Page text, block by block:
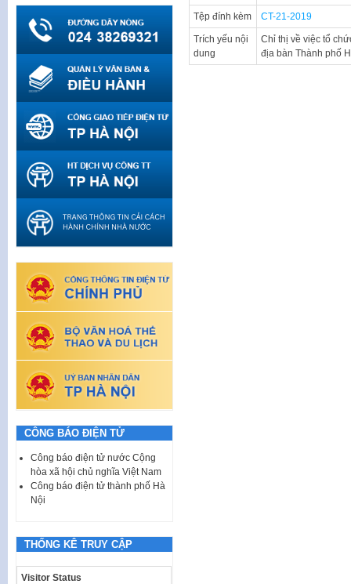
Tệp đính kèm CT-21-2019
Trích yếu nội
dung
Chỉ thị về việc tổ
địa bàn Thành phố
CÔNG BÁO ĐIỆN TỬ
Công báo điện tử nước Cộng
hòa xã hội chủ nghĩa Việt Nam
Công báo điện tử thành phố Hà
Nội
THỐNG KÊ TRUY CẬP
Visitor Status